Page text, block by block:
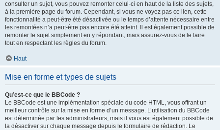
consulter un sujet, vous pouvez remonter celui-ci en haut de la liste des sujets,
à la première page du forum. Cependant, si vous ne voyez pas ce lien, cette
fonctionnalité a peut-être été désactivée ou le temps d’attente nécessaire entre
les remontées n’a peut-être pas encore été atteint. Il est également possible de
remonter le sujet simplement en y répondant, mais assurez-vous de le faire
tout en respectant les règles du forum.
Haut
Mise en forme et types de sujets
Qu’est-ce que le BBCode ?
Le BBCode est une implémentation spéciale du code HTML, vous offrant un
meilleur contrôle sur la mise en forme d’un message. L’utilisation du BBCode
est déterminée par les administrateurs, mais il vous est également possible de
la désactiver sur chaque message depuis le formulaire de rédaction. Le